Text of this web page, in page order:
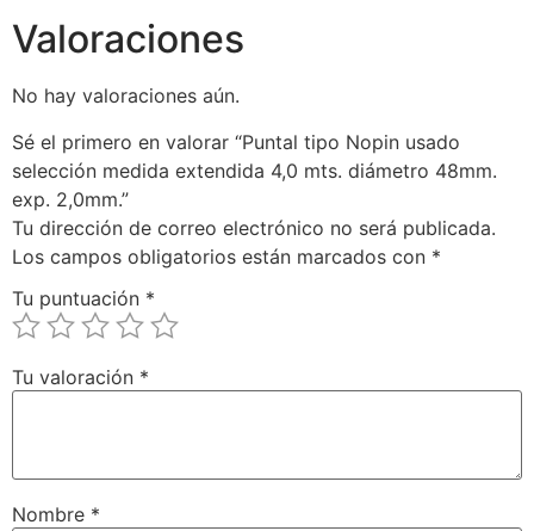
Valoraciones
No hay valoraciones aún.
Sé el primero en valorar “Puntal tipo Nopin usado
selección medida extendida 4,0 mts. diámetro 48mm.
exp. 2,0mm.”
Tu dirección de correo electrónico no será publicada.
Los campos obligatorios están marcados con *
Tu puntuación *
Tu valoración *
Nombre *